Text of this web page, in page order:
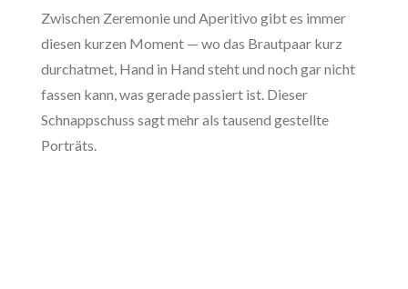
Zwischen Zeremonie und Aperitivo gibt es immer
diesen kurzen Moment — wo das Brautpaar kurz
durchatmet, Hand in Hand steht und noch gar nicht
fassen kann, was gerade passiert ist. Dieser
Schnappschuss sagt mehr als tausend gestellte
Porträts.